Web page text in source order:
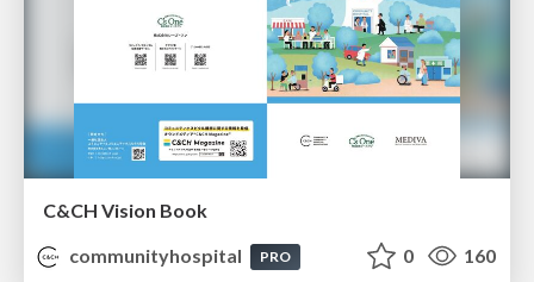
C&CH Vision Book
communityhospital
PRO 0 160